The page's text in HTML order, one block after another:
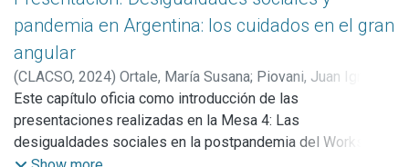
2000 y 2024 -como detallaremos más adelante- cuya
asignación a dicho campo fue realizado desde un ámbito
disciplinar ajeno pero afín, derivado de nuestra formación
en ciencias sociales.
De allí que los resultados que presentaremos serán
indicios que deben ser interpretados en el marco de tal
indagación y perspectiva. Conscientes de estar lejos de
pandemia en Argentina: los cuidados en el gran
angular
(CLACSO, 2024) Ortale, María Susana; Piovani, Juan Ignacio
Chicote, Gloria
Este capítulo oficia como introducción de las
presentaciones realizadas en la Mesa 4: Las
desigualdades sociales en la postpandemia del Workshop